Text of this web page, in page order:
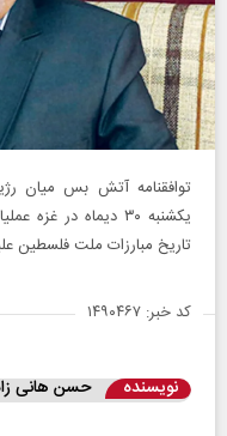
توافقنامه آتش بس میان
یکشنبه ۳۰ دیماه
تاریخ مبارزات ملت فلسطین
کد خبر: ۱۴۹۰۴۶۷
نویسنده حسن هانی